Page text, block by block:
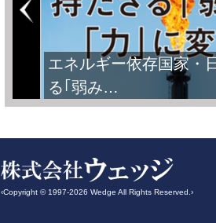
FIFAワールドカップ
‹Copyright © 1997-2026 Wedge All Rights Reserved.›